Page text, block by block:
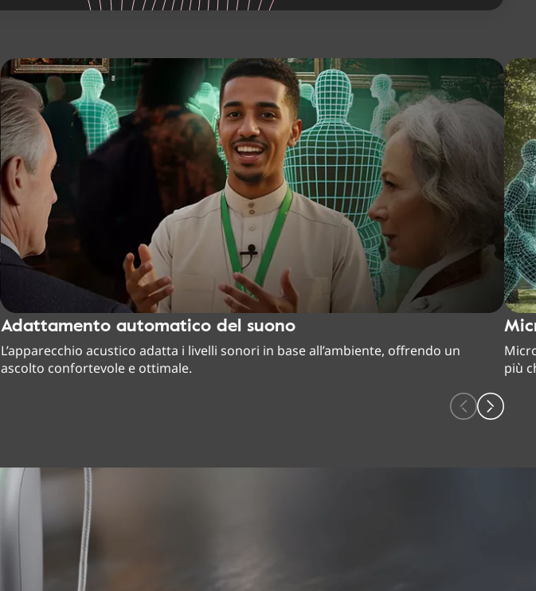
Adattamento automatico del suono
L’apparecchio acustico adatta i livelli sonori in base all’ambiente, offrendo un
ascolto confortevole e ottimale.
più